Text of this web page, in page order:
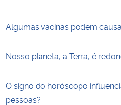
Algumas vacinas podem
Nosso planeta, a Terra, é
O signo do horóscopo
pessoas?